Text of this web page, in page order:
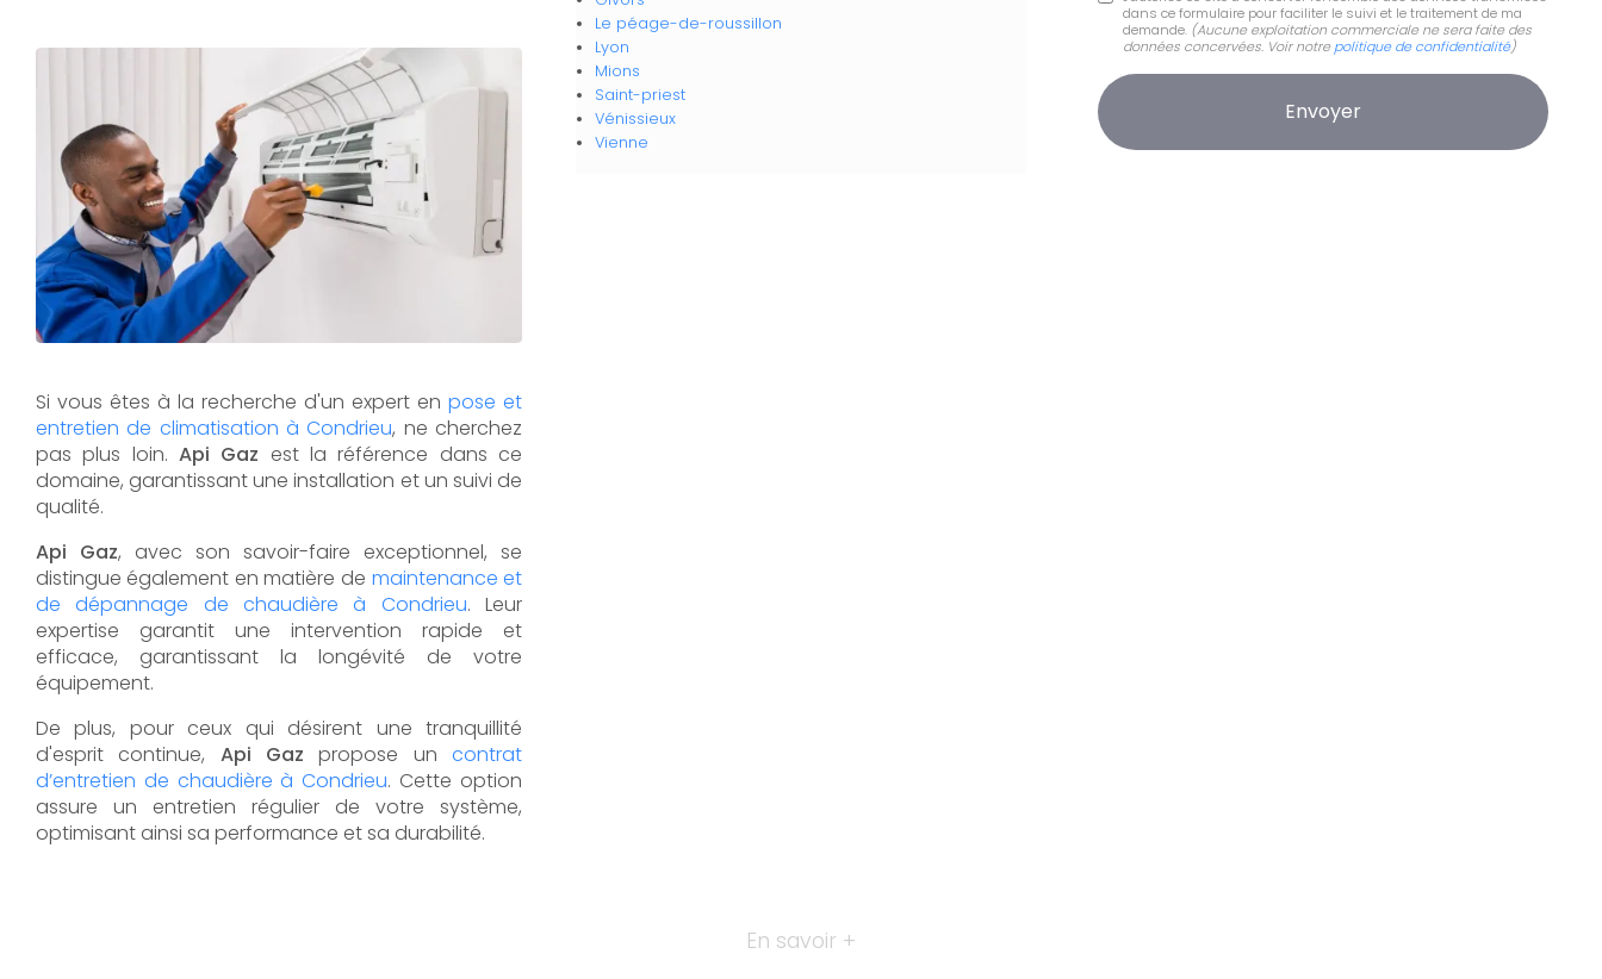
Si vous êtes à la recherche d'un expert en pose et
entretien de climatisation à Condrieu, ne cherchez
pas plus loin. Api Gaz est la référence dans ce
domaine, garantissant une installation et un suivi de
qualité.
Api Gaz, avec son savoir-faire exceptionnel, se
distingue également en matière de maintenance et
de dépannage de chaudière à Condrieu. Leur
expertise garantit une intervention rapide et
efficace, garantissant la longévité de votre
équipement.
De plus, pour ceux qui désirent une tranquillité
d'esprit continue, Api Gaz propose uncontrat
d’entretien de chaudière à Condrieu. Cette option
assure un entretien régulier de votre système,
optimisant ainsi sa performance et sa durabilité.
Le péage-de-roussillon
Lyon
Mions
Saint-priest
Vénissieux
Vienne
dans ce formulaire pour faciliter le suivi et le traitement de ma
demande. (Aucune exploitation commerciale ne sera faite des
données concervées. Voir notre politique de confidentialité)
En savoir +